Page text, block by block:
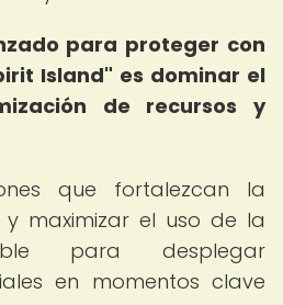
para proteger con
Island" es dominar el
de recursos y
que fortalezcan la
maximizar el uso de la
para desplegar
en momentos clave